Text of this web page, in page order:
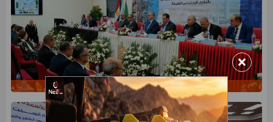
de4bee80-88c9-42d3-bed5-df80408be39f
×